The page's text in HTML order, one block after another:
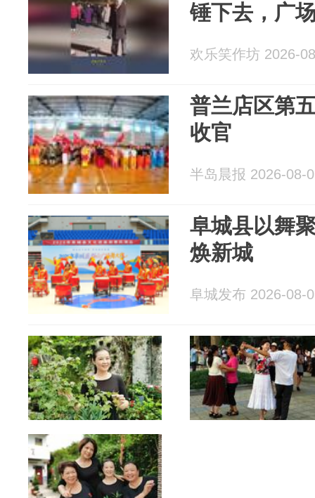
锤下去，广
欢乐笑作坊 2026-
普兰店区第
收官
半岛晨报 2026-08-
阜城县以舞
焕新城
阜城发布 2026-08-